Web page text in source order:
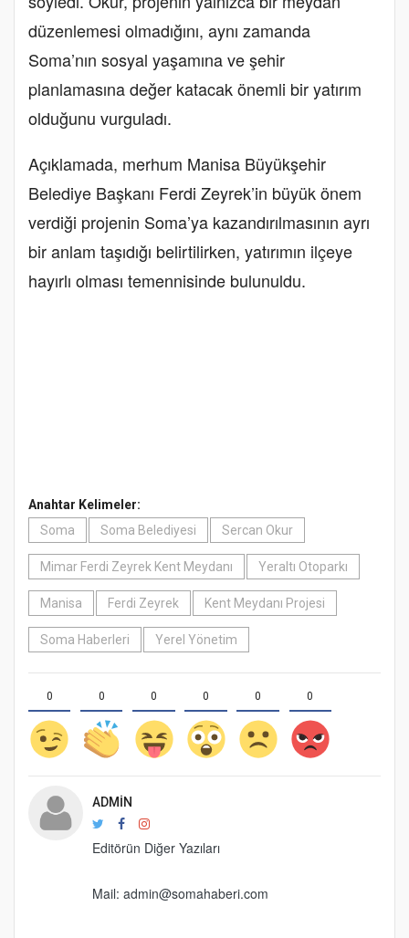
düzenlemesi olmadığını, aynı zamanda
Soma’nın sosyal yaşamına ve şehir
planlamasına değer katacak önemli bir yatırım
olduğunu vurguladı.
Açıklamada, merhum Manisa Büyükşehir
Belediye Başkanı Ferdi Zeyrek’in büyük önem
verdiği projenin Soma’ya kazandırılmasının ayrı
bir anlam taşıdığı belirtilirken, yatırımın ilçeye
hayırlı olması temennisinde bulunuldu.
Anahtar Kelimeler:
Soma
Soma Belediyesi Sercan Okur
Mimar Ferdi Zeyrek Kent Meydanı Yeraltı Otoparkı
Manisa Ferdi Zeyrek Kent Meydanı Projesi
Soma Haberleri Yerel Yönetim
0 0 0 0 0 0
ADMIN
Editörün Diğer Yazıları
Mail: admin@somahaberi.com